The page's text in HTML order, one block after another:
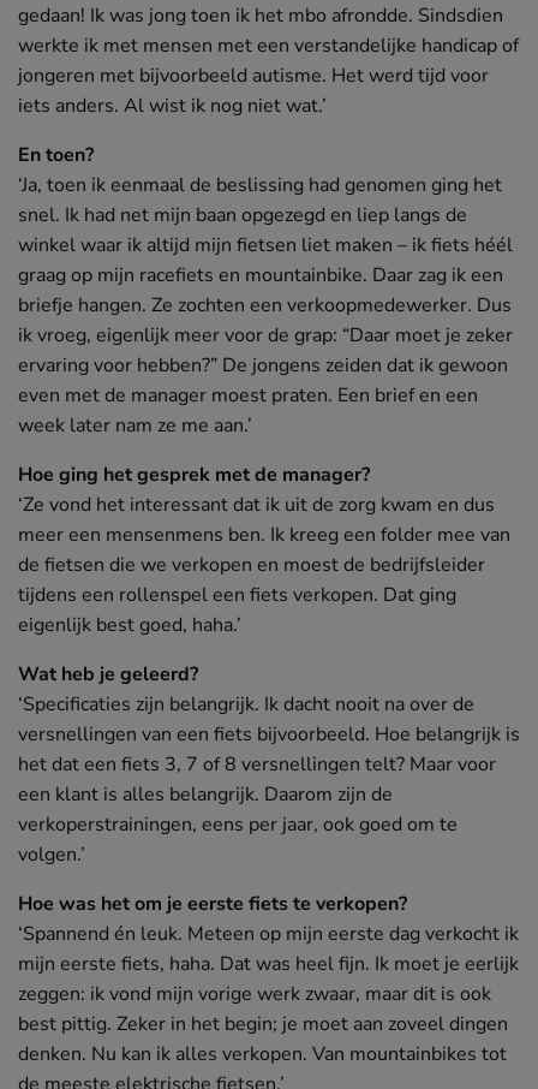
OOMT is er voor iedereen in de mobiliteitsbranche.
OOMT helpt je zodat je kunt blijven mee-ontwikkelen
met veranderingen in de branche. Daarom initiëren en
stimuleren wij door middel van programma’s en projecten
de (talent)ontwikkeling en opleiding van medewerkers en
bedrijven. Samen brengen wij de branche verder!
Naar de website
gedaan! Ik was jong toen ik het mbo afrondde. Sindsdien
werkte ik met mensen met een verstandelijke handicap of
jongeren met bijvoorbeeld autisme. Het werd tijd voor
iets anders. Al wist ik nog niet wat.’
En toen?
‘Ja, toen ik eenmaal de beslissing had genomen ging het
snel. Ik had net mijn baan opgezegd en liep langs de
winkel waar ik altijd mijn fietsen liet maken – ik fiets héél
graag op mijn racefiets en mountainbike. Daar zag ik een
briefje hangen. Ze zochten een verkoopmedewerker. Dus
ik vroeg, eigenlijk meer voor de grap: “Daar moet je zeker
ervaring voor hebben?” De jongens zeiden dat ik gewoon
even met de manager moest praten. Een brief en een
week later nam ze me aan.’
Hoe ging het gesprek met de manager?
‘Ze vond het interessant dat ik uit de zorg kwam en dus
meer een mensenmens ben. Ik kreeg een folder mee van
de fietsen die we verkopen en moest de bedrijfsleider
tijdens een rollenspel een fiets verkopen. Dat ging
eigenlijk best goed, haha.’
Wat heb je geleerd?
‘Specificaties zijn belangrijk. Ik dacht nooit na over de
versnellingen van een fiets bijvoorbeeld. Hoe belangrijk is
het dat een fiets 3, 7 of 8 versnellingen telt? Maar voor
een klant is alles belangrijk. Daarom zijn de
verkoperstrainingen, eens per jaar, ook goed om te
volgen.’
Hoe was het om je eerste fiets te verkopen?
‘Spannend én leuk. Meteen op mijn eerste dag verkocht ik
mijn eerste fiets, haha. Dat was heel fijn. Ik moet je eerlijk
zeggen: ik vond mijn vorige werk zwaar, maar dit is ook
best pittig. Zeker in het begin; je moet aan zoveel dingen
denken. Nu kan ik alles verkopen. Van mountainbikes tot